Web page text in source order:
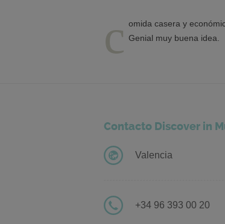
c omida casera y
Genial muy buena idea.
Contacto Discover in
Valencia
+34 96 393 00 20